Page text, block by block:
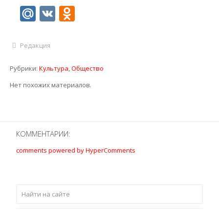
Mail.Ru
VKOdnoklassniki
Редакция
Рубрики: Культура,Общество
Нет похожих материалов.
КОММЕНТАРИИ:
comments powered by HyperComments